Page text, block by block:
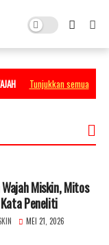
Tunjukkan semua
Miskin, Mitos
Peneliti
MEI 21, 2026